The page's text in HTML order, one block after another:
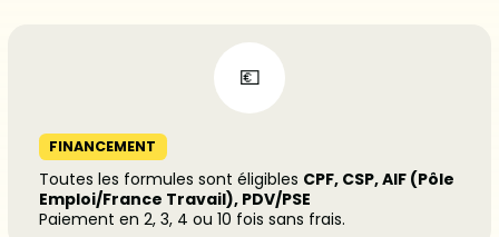
FINANCEMENT
Toutes les formules sont éligibles CPF, CSP, AIF (Pôle
Emploi/France Travail), PDV/PSE
Paiement en 2, 3, 4 ou 10 fois sans frais.